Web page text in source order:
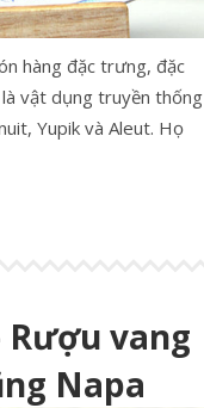
hàng đặc trưng, đặc
vật dụng truyền thống
Yupik và Aleut. Họ
vang
Napa